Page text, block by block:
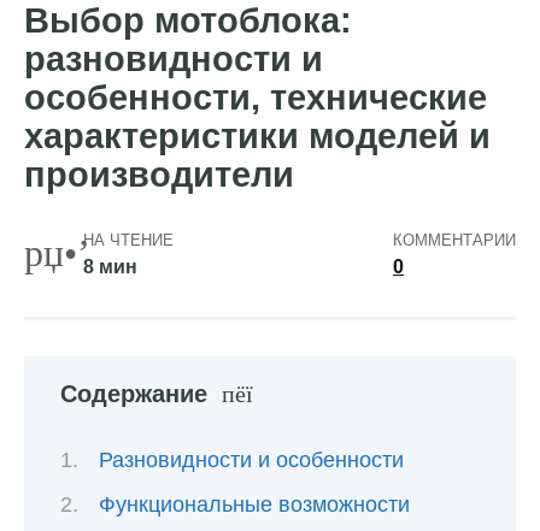
Выбор мотоблока:
разновидности и
особенности, технические
характеристики моделей и
производители
НА ЧТЕНИЕ
8 мин
КОММЕНТАРИИ
0
Содержание
Разновидности и особенности
Функциональные возможности